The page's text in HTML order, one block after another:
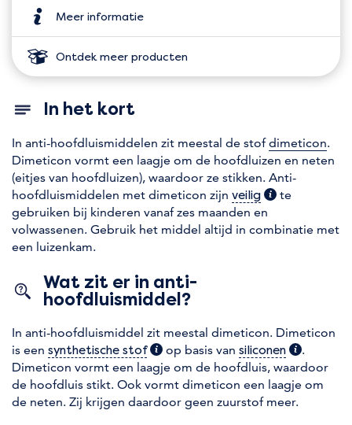
Meer informatie
Ontdek meer producten
In het kort
In anti-hoofdluismiddelen zit meestal de stofdimeticon.
Dimeticon vormt een laagje om de hoofdluizen en neten
(eitjes van hoofdluizen), waardoor ze stikken. Anti-
hoofdluismiddelen met dimeticon zijn veilig (extra
te
gebruiken bij kinderen vanaf zes maanden en
volwassenen. Gebruik het middel altijd in combinatie met
een luizenkam.
Wat zit er in anti-
hoofdluismiddel?
In anti-hoofdluismiddel zit meestal dimeticon. Dimeticon
is een synthetische stof(extra informatie)
op basis van siliconen (extra
.
Dimeticon vormt een laagje om de hoofdluis, waardoor
de hoofdluis stikt. Ook vormt dimeticon een laagje om
de neten. Zij krijgen daardoor geen zuurstof meer.